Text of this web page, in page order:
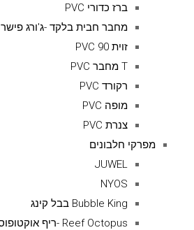
ברז כדורי PVC
מחבר חבית בלקד -ג'ורג פישר GEORGE FISCHER
זוית 90 PVC
T מחבר PVC
רקורד PVC
מופה PVC
צנרת PVC
מפרקי חלבונים
JUWEL
NYOS
Bubble King בבל קינג
Reef Octopus -ריף אוקטופוס